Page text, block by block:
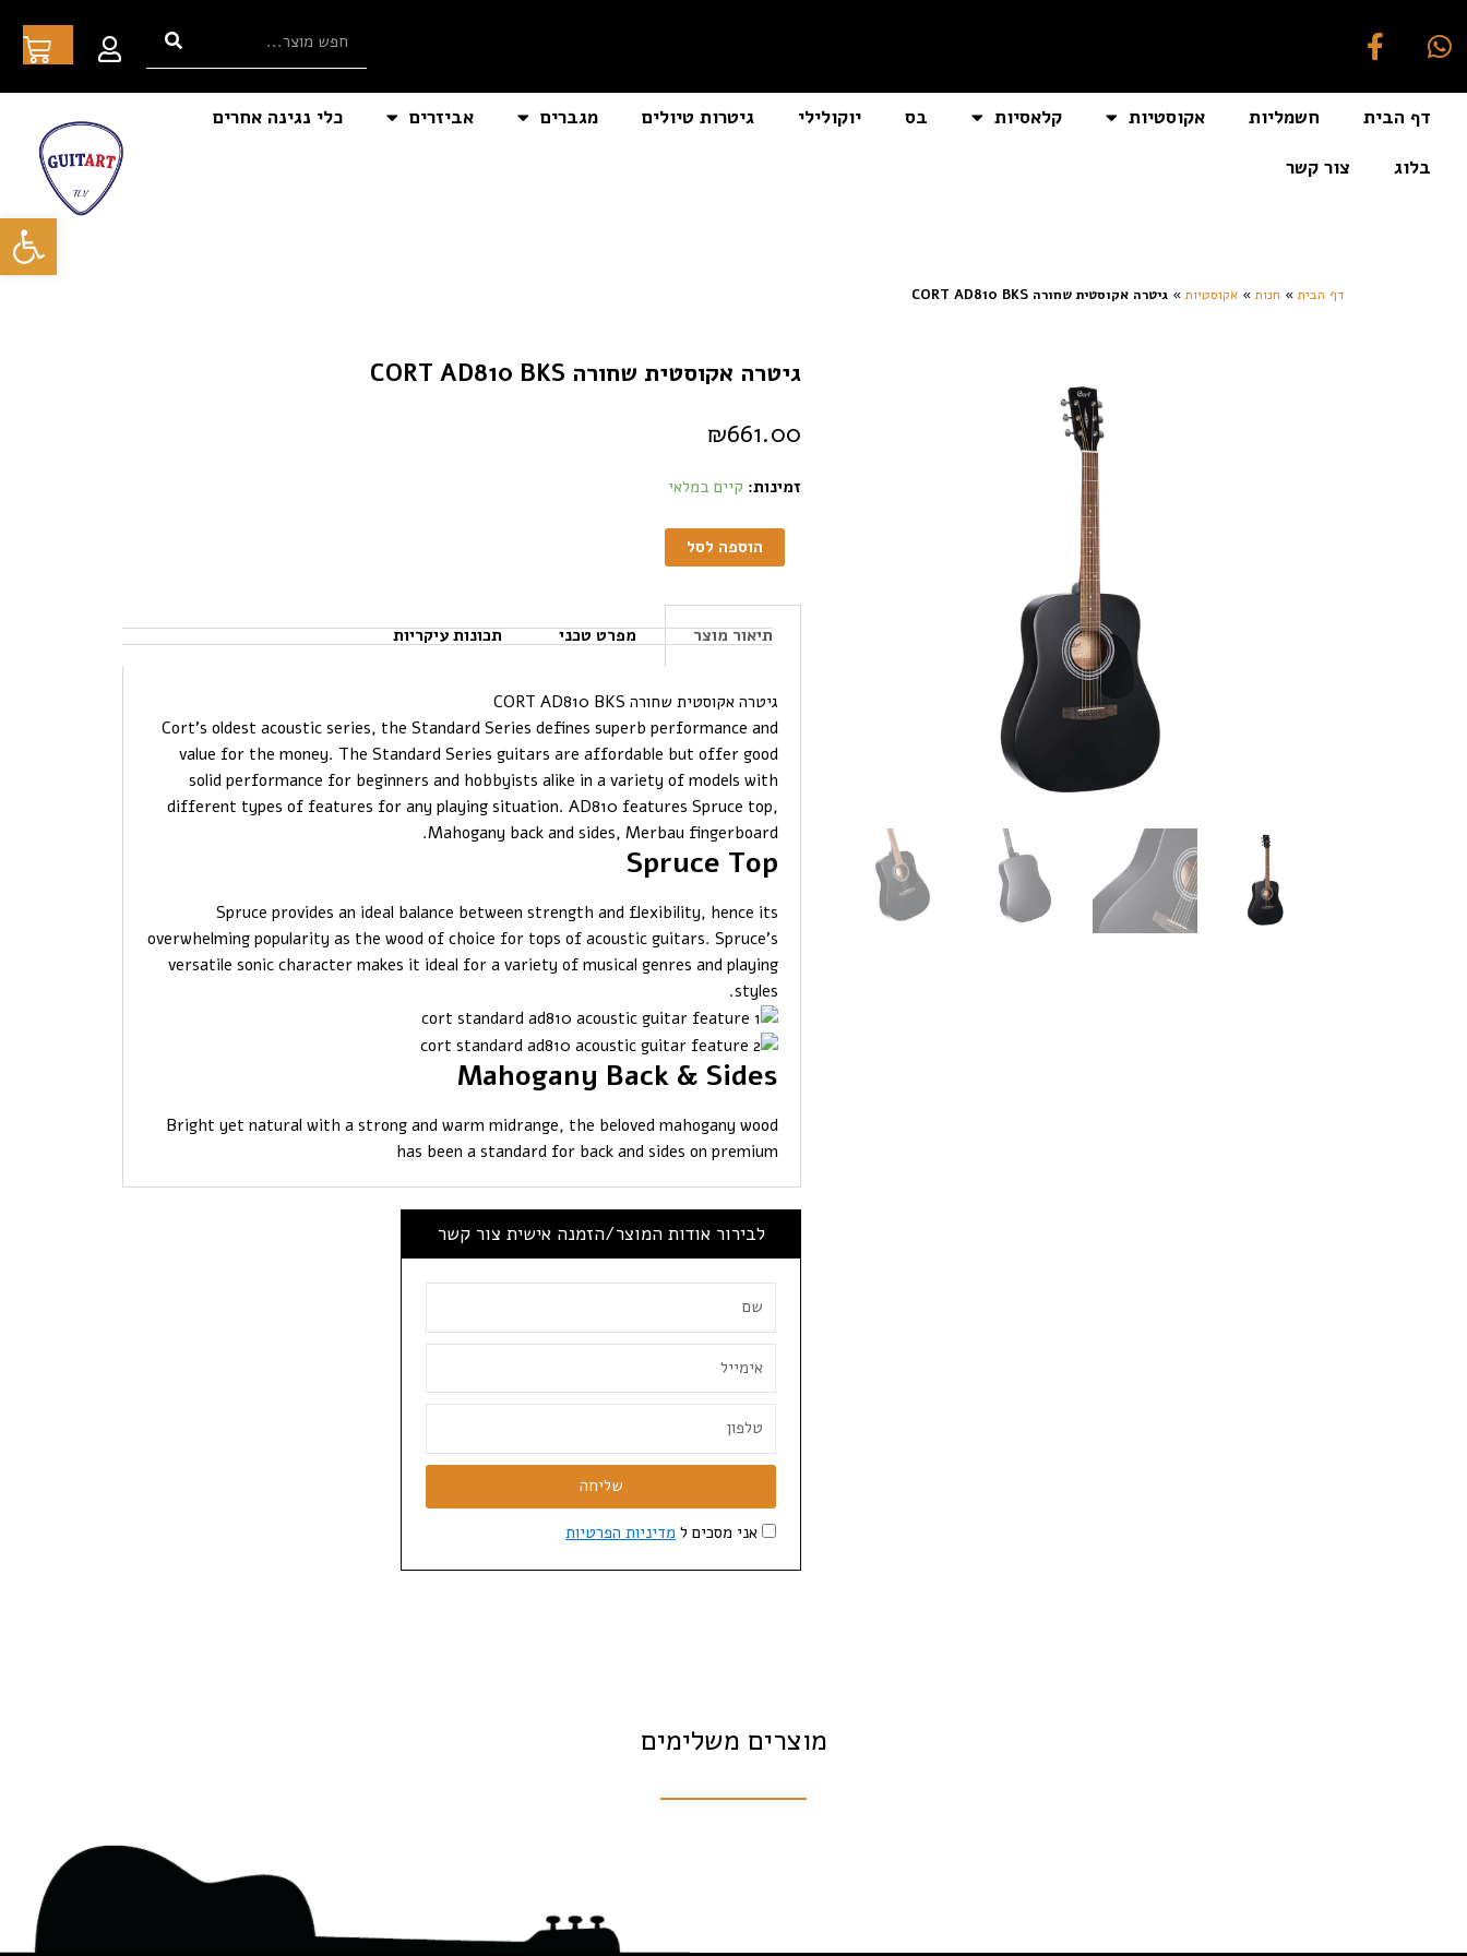
פתח
דף הבית חשמליות אקוסטיות קלאסיות בס יוקולילי גיטרות טיולים מגברים אביזרים
כלי נגינה אחרים
בלוג
צור קשר
דף הבית » חנות » אקוסטיות » גיטרה אקוסטית שחורה CORT AD810 BKS
גיטרה אקוסטית שחורה CORT AD810 BKS
₪661.00
זמינות: קיים במלאי
הוספה לסל
תיאור מוצר מפרט טכני תכונות עיקריות
גיטרה אקוסטית שחורה CORT AD810 BKS
Cort’s oldest acoustic series, the Standard Series defines superb performance and
value for the money. The Standard Series guitars are affordable but offer good
solid performance for beginners and hobbyists alike in a variety of models with
different types of features for any playing situation. AD810 features Spruce top,
Mahogany back and sides, Merbau fingerboard.
Spruce Top
Spruce provides an ideal balance between strength and flexibility, hence its
overwhelming popularity as the wood of choice for tops of acoustic guitars. Spruce’s
versatile sonic character makes it ideal for a variety of musical genres and playing
styles.
Mahogany Back & Sides
Bright yet natural with a strong and warm midrange, the beloved mahogany wood
has been a standard for back and sides on premium
לבירור אודות המוצר/הזמנה אישית צור קשר
אני מסכים ל מדיניות הפרטיות
שליחה
מוצרים משלימים